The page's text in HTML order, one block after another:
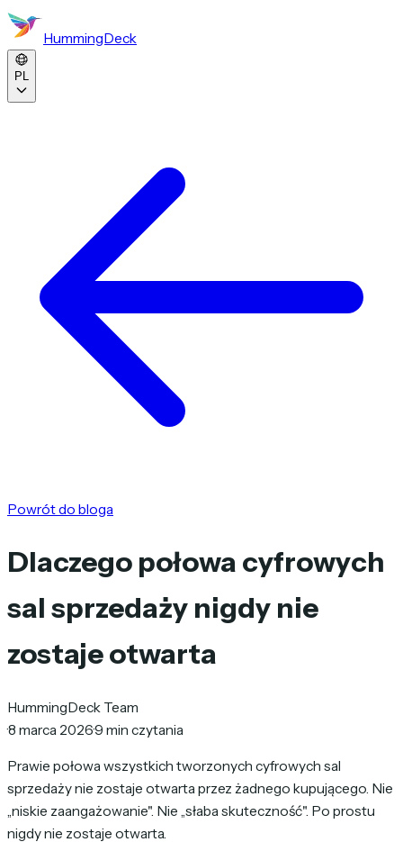
HummingDeck
PL
Powrót do bloga
Dlaczego połowa cyfrowych
sal sprzedaży nigdy nie
zostaje otwarta
HummingDeck Team
·8 marca 2026·9 min czytania
Prawie połowa wszystkich tworzonych cyfrowych sal
sprzedaży nie zostaje otwarta przez żadnego kupującego. Nie
„niskie zaangażowanie". Nie „słaba skuteczność". Po prostu
nigdy nie zostaje otwarta.